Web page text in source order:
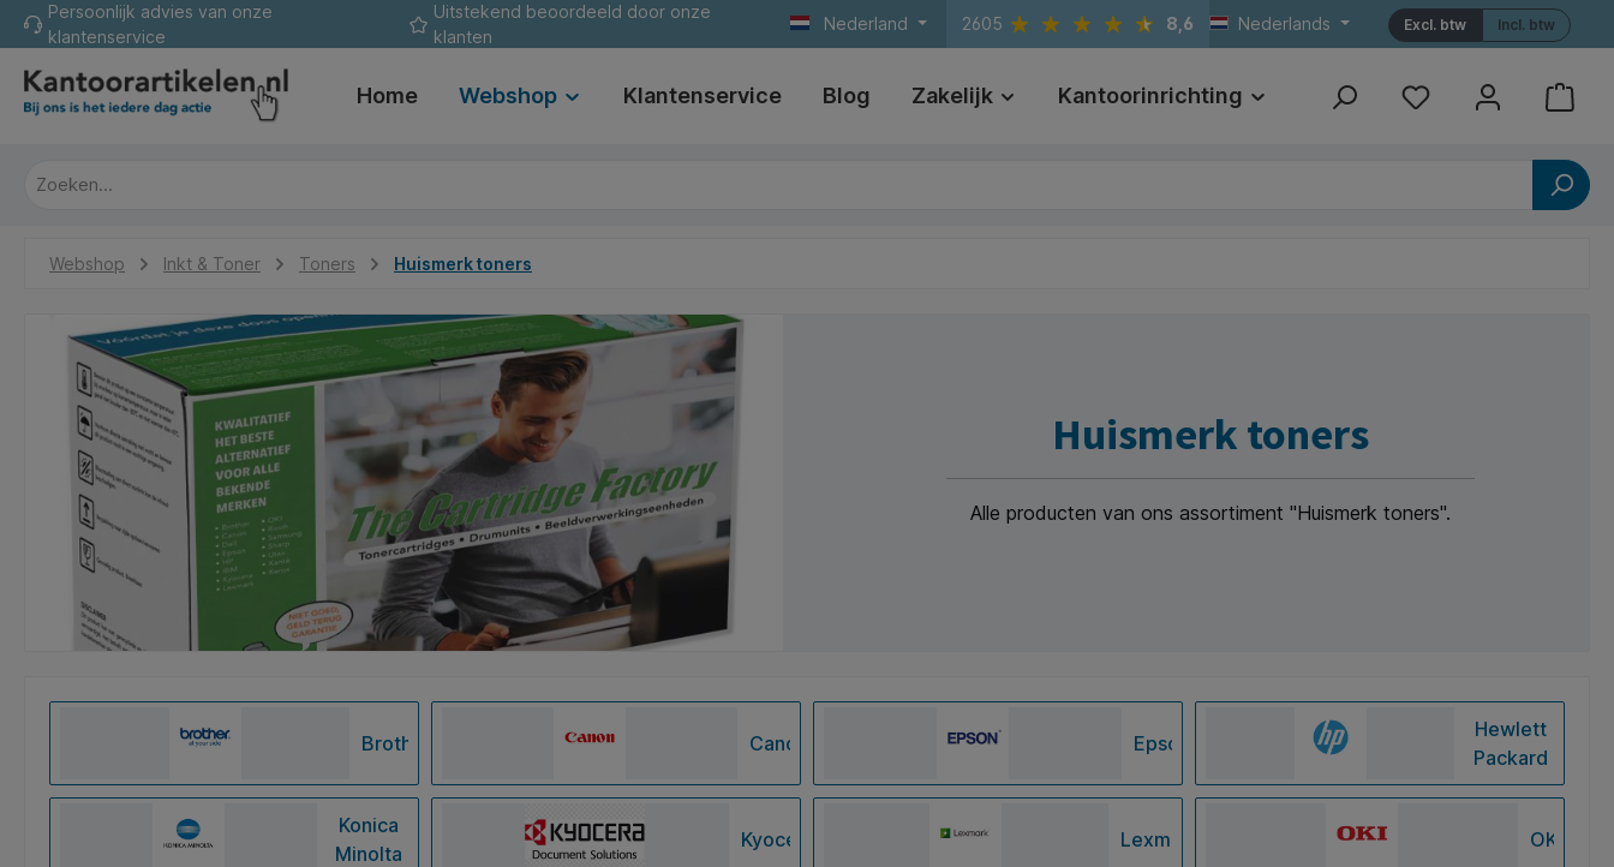
Ga naar de hoofdnavigatie
Persoonlijk advies van onze
klantenservice
Uitstekend beoordeeld door onze
klanten
Nederland 2605 8,6 Nederlands Incl. btw
Excl. btw
Home Webshop Klantenservice Blog Zakelijk Kantoorinrichting Print Referenties
Webshop Inkt & Toner Toners Huismerk toners
Huismerk toners
Alle producten van ons assortiment "Huismerk toners".
Brother Canon Epson
Hewlett
Packard
Konica
Minolta
Kyocera Lexmark OKI